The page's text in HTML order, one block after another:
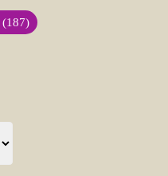
(187)